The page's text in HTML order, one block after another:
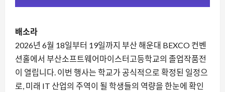
배소라
2026년 6월 18일부터 19일까지 부산 해운대 BEXCO 컨벤
션홀에서 부산소프트웨어마이스터고등학교의 졸업작품전
이 열립니다. 이번 행사는 학교가 공식적으로 확정된 일정으
로, 미래 IT 산업의 주역이 될 학생들의 역량을 한눈에 확인